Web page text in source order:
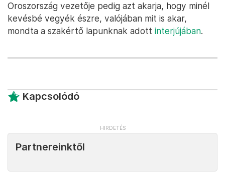
Oroszország vezetője pedig azt akarja, hogy minél
kevésbé vegyék észre, valójában mit is akar,
mondta a szakértő lapunknak adott interjújában.
Kapcsolódó
Partnereinktől